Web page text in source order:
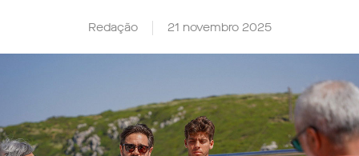
Redação 21 novembro 2025